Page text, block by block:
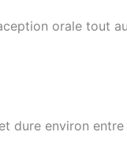
orale tout
environ